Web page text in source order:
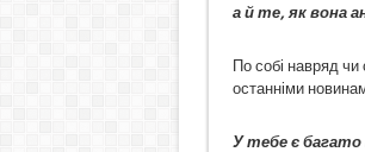
а й те, як вона
По собі навряд чи
останніми
У тебе є багато